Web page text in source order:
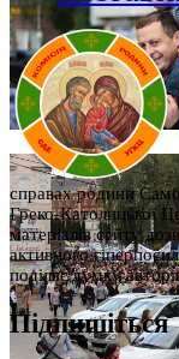
справах родини
Греко-Католицької
матеріалів сайту
активного
поділяє думку
Підпишіться